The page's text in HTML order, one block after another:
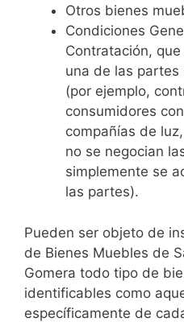
Otros bienes
Condiciones
Contratación,
una de las
(por ejemplo,
consumidores
compañías de
no se negocian
simplemente se
las partes).
Pueden ser objeto de
de Bienes Muebles de
Gomera todo tipo de
identificables como
específicamente de